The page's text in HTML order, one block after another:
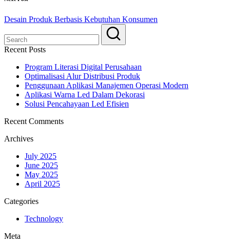
Desain Produk Berbasis Kebutuhan Konsumen
Recent Posts
Program Literasi Digital Perusahaan
Optimalisasi Alur Distribusi Produk
Penggunaan Aplikasi Manajemen Operasi Modern
Aplikasi Warna Led Dalam Dekorasi
Solusi Pencahayaan Led Efisien
Recent Comments
Archives
July 2025
June 2025
May 2025
April 2025
Categories
Technology
Meta